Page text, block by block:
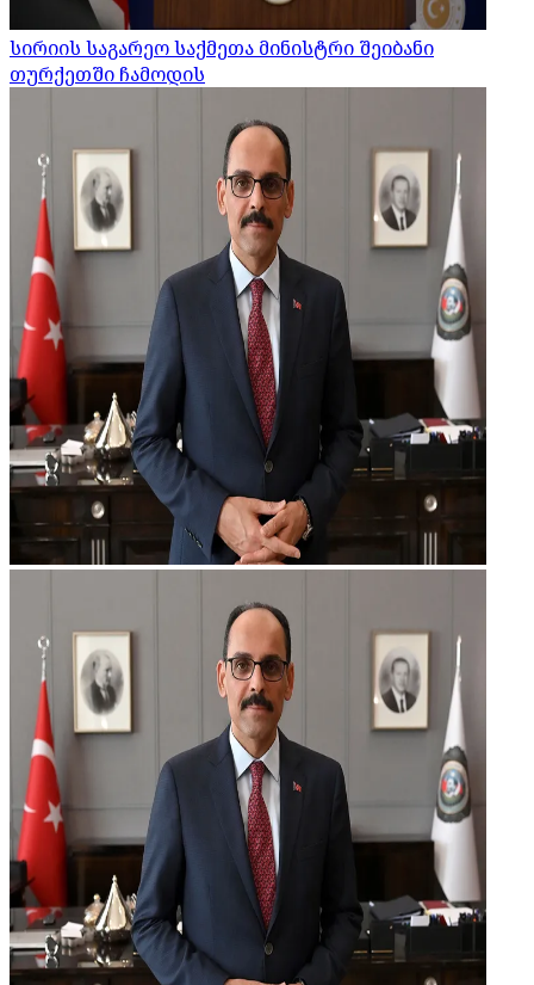
სირიის საგარეო საქმეთა მინისტრი შეიბანი
თურქეთში ჩამოდის